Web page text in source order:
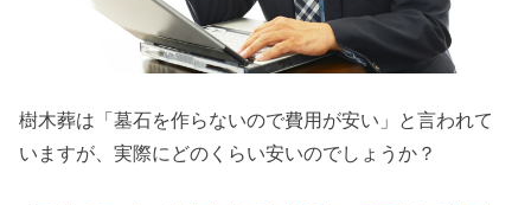
樹木葬は「墓石を作らないので費用が安い」と言われて
いますが、実際にどのくらい安いのでしょうか？